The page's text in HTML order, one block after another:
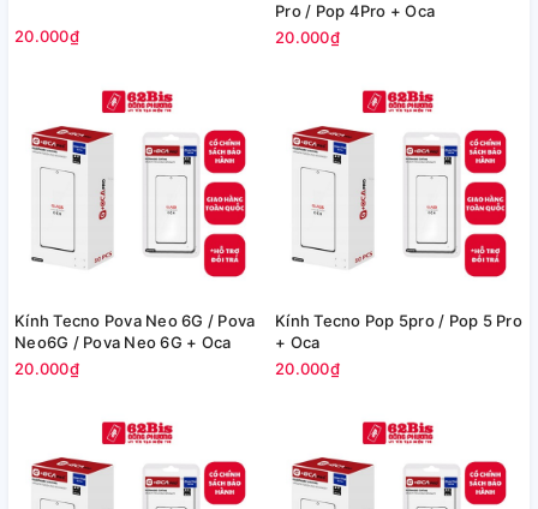
20.000₫
Pro / Pop 4Pro + Oca
20.000₫
Kính Tecno Pova Neo 6G / Pova
Neo6G / Pova Neo 6G + Oca
20.000₫
Kính Tecno Pop 5pro / Pop 5 Pro
+ Oca
20.000₫